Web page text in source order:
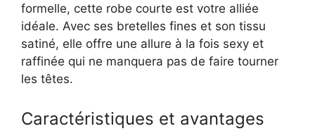
formelle, cette robe courte est votre alliée
idéale. Avec ses bretelles fines et son tissu
satiné, elle offre une allure à la fois sexy et
raffinée qui ne manquera pas de faire tourner
les têtes.
Caractéristiques et avantages